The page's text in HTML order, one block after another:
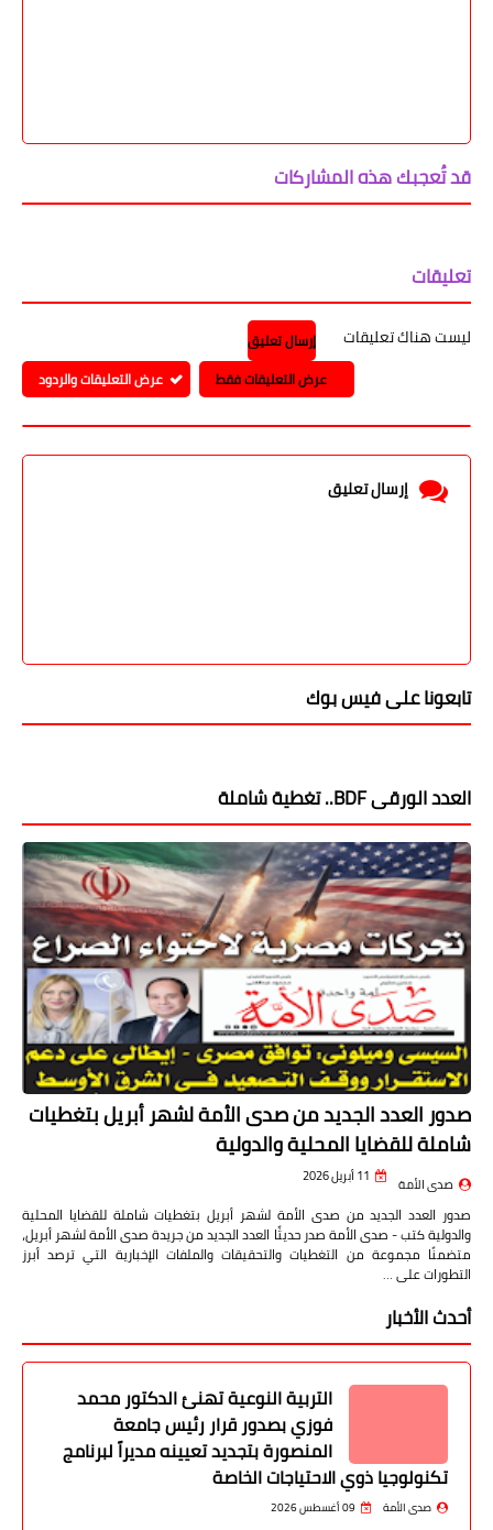
قد تُعجبك هذه المشاركات
تعليقات
ليست هناك تعليقات
إرسال تعليق
عرض التعليقات فقط
عرض التعليقات والردود
إرسال تعليق
تابعونا على فيس بوك
العدد الورقى BDF.. تغطية شاملة
صدور العدد الجديد من صدى الأمة لشهر أبريل بتغطيات
شاملة للقضايا المحلية والدولية
صدى الأمة 11 أبريل 2026
صدور العدد الجديد من صدى الأمة لشهر أبريل بتغطيات شاملة للقضايا المحلية
والدولية كتب - صدى الأمة صدر حديثًا العدد الجديد من جريدة صدى الأمة لشهر أبريل،
متضمنًا مجموعة من التغطيات والتحقيقات والملفات الإخبارية التي ترصد أبرز
التطورات على …
أحدث الأخبار
التربية النوعية تهنئ الدكتور محمد
فوزي بصدور قرار رئيس جامعة
المنصورة بتجديد تعيينه مديراً لبرنامج
تكنولوجيا ذوي الاحتياجات الخاصة
صدى الأمة 09 أغسطس 2026